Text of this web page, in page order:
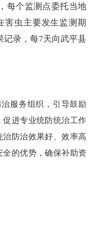
每个监测点委托当地
害虫主要发生监测期
记录，每7天向武平县
服务组织，引导鼓励
进专业统防统治工作
防治效果好、效率高
的优势，确保补助资